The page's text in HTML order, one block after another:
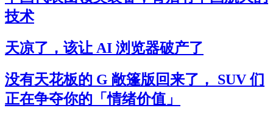
技术
天凉了，该让 AI 浏览器破产了
没有天花板的 G 敞篷版回来了， SUV 们
正在争夺你的「情绪价值」